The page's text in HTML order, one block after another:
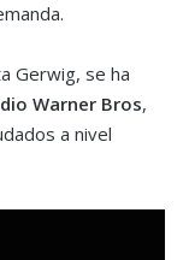
Gerwig, se ha
Warner Bros,
a nivel